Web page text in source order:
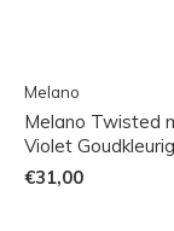
Melano
Melano Twisted
Violet Goudkleurig
€31,00